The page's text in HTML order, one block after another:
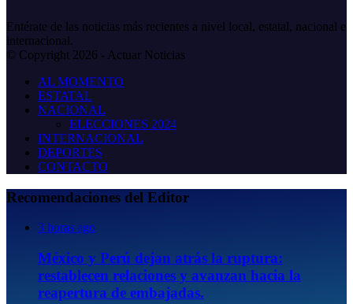
Entérate de las noticias más recientes a nivel local, estatal, nacional e
internacional.
© Copyright 2026 - Actuar Noticias
AL MOMENTO
ESTATAL
NACIONAL
ELECCIONES 2024
INTERNACIONAL
DEPORTES
CONTACTO
Recomendaciones del Editor
3 horas ago
México y Perú dejan atrás la ruptura:
restablecen relaciones y avanzan hacia la
reapertura de embajadas.